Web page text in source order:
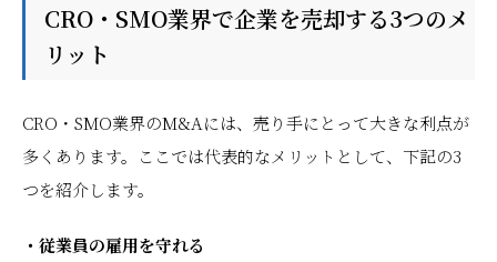
CRO・SMO業界で企業を売却する3つのメ
リット
CRO・SMO業界のM&Aには、売り手にとって大きな利点が
多くあります。ここでは代表的なメリットとして、下記の3
つを紹介します。
・従業員の雇用を守れる